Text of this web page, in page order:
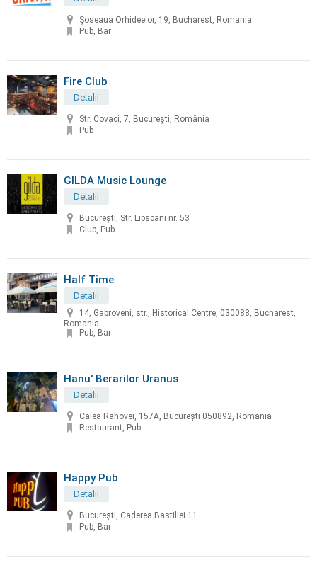
Șoseaua Orhideelor, 19, Bucharest, Romania
Pub, Bar
Fire Club
Detalii
Str. Covaci, 7, București, România
Pub
GILDA Music Lounge
Detalii
București, Str. Lipscani nr. 53
Club, Pub
Half Time
Detalii
14, Gabroveni, str., Historical Centre, 030088, Bucharest,
Romania
Pub, Bar
Hanu' Berarilor Uranus
Detalii
Calea Rahovei, 157A, București 050892, Romania
Restaurant, Pub
Happy Pub
Detalii
București, Caderea Bastiliei 11
Pub, Bar